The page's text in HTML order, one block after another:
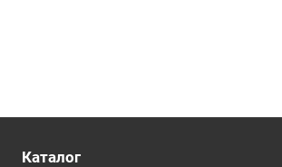
Каталог